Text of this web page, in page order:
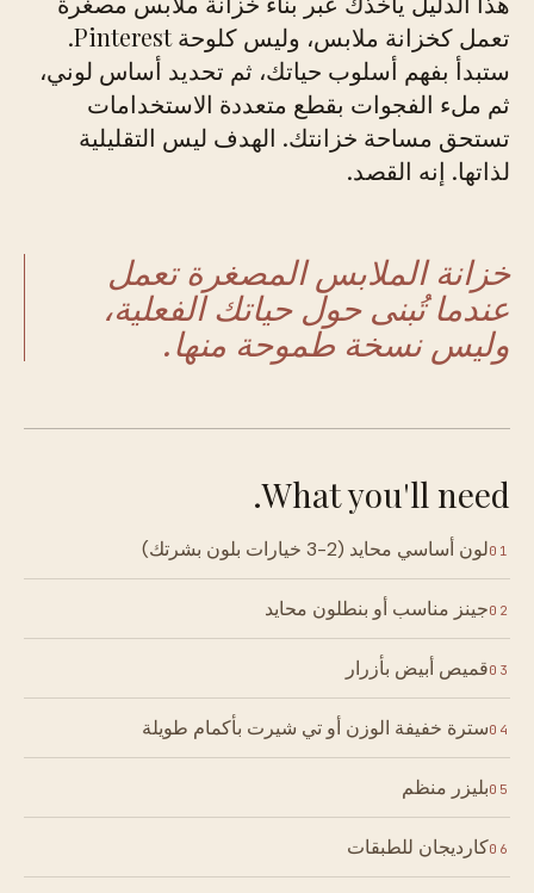
تعمل كخزانة ملابس، وليس كلوحة Pinterest.
ستبدأ بفهم أسلوب حياتك، ثم تحديد أساس لوني،
ثم ملء الفجوات بقطع متعددة الاستخدامات
تستحق مساحة خزانتك. الهدف ليس التقليلية
لذاتها. إنه القصد.
خزانة الملابس المصغرة تعمل
عندما تُبنى حول حياتك الفعلية،
وليس نسخة طموحة منها.
What you'll need.
01لون أساسي محايد (2-3 خيارات بلون بشرتك)
02جينز مناسب أو بنطلون محايد
03قميص أبيض بأزرار
04سترة خفيفة الوزن أو تي شيرت بأكمام طويلة
05بليزر منظم
06كارديجان للطبقات